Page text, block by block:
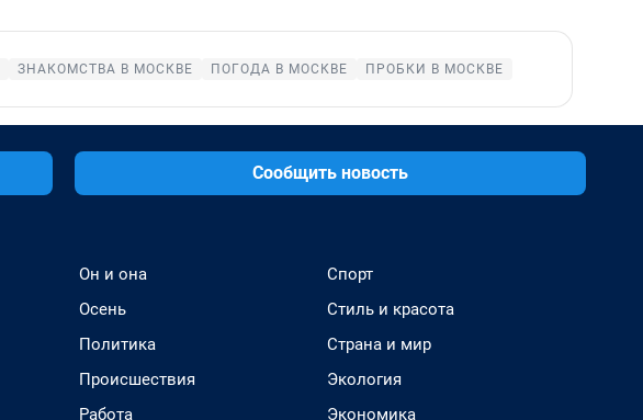
ЗНАКОМСТВА В МОСКВЕ ПОГОДА В МОСКВЕ ПРОБКИ В МОСКВЕ
Сообщить новость
Он и она
Осень
Политика
Происшествия
Работа
Спорт
Стиль и красота
Страна и мир
Экология
Экономика